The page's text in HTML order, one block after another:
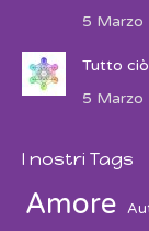
5 Marzo
Tutto
5 Marzo
I nostri Tags
Amore